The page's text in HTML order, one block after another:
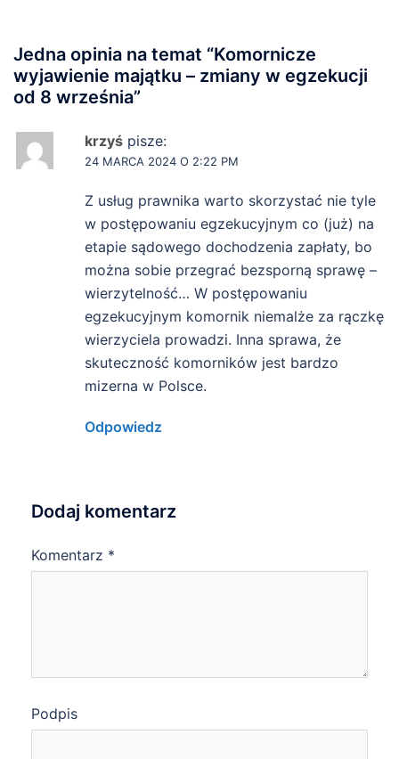
Jedna opinia na temat “Komornicze
wyjawienie majątku – zmiany w egzekucji
od 8 września”
krzyś pisze:
24 MARCA 2024 O 2:22 PM
Z usług prawnika warto skorzystać nie tyle
w postępowaniu egzekucyjnym co (już) na
etapie sądowego dochodzenia zapłaty, bo
można sobie przegrać bezsporną sprawę –
wierzytelność… W postępowaniu
egzekucyjnym komornik niemalże za rączkę
wierzyciela prowadzi. Inna sprawa, że
skuteczność komorników jest bardzo
mizerna w Polsce.
Odpowiedz
Dodaj komentarz
Komentarz *
Podpis